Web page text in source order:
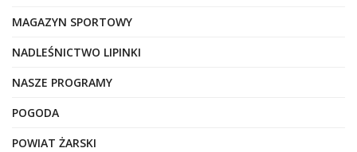
MAGAZYN SPORTOWY
NADLEŚNICTWO LIPINKI
NASZE PROGRAMY
POGODA
POWIAT ŻARSKI